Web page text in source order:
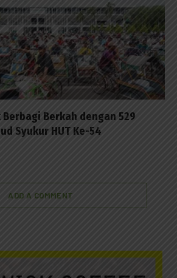
Berkah dengan 529
Syukur HUT Ke-54
ADD A COMMENT